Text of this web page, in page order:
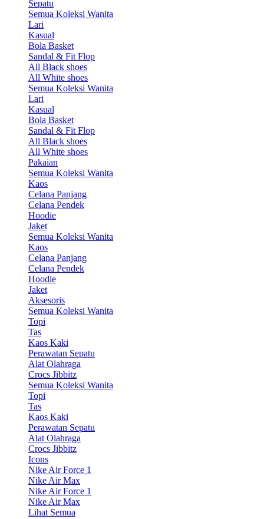
Sepatu
Semua Koleksi Wanita
Lari
Kasual
Bola Basket
Sandal & Fit Flop
All Black shoes
All White shoes
Semua Koleksi Wanita
Lari
Kasual
Bola Basket
Sandal & Fit Flop
All Black shoes
All White shoes
Pakaian
Semua Koleksi Wanita
Kaos
Celana Panjang
Celana Pendek
Hoodie
Jaket
Semua Koleksi Wanita
Kaos
Celana Panjang
Celana Pendek
Hoodie
Jaket
Aksesoris
Semua Koleksi Wanita
Topi
Tas
Kaos Kaki
Perawatan Sepatu
Alat Olahraga
Crocs Jibbitz
Semua Koleksi Wanita
Topi
Tas
Kaos Kaki
Perawatan Sepatu
Alat Olahraga
Crocs Jibbitz
Icons
Nike Air Force 1
Nike Air Max
Nike Air Force 1
Nike Air Max
Lihat Semua